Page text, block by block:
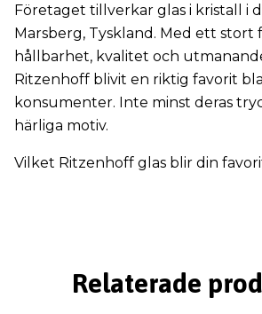
Företaget tillverkar glas i kristall i
Marsberg, Tyskland. Med ett stort
hållbarhet, kvalitet och
Ritzenhoff blivit en riktig favorit
konsumenter. Inte minst deras
härliga motiv.
Vilket Ritzenhoff glas blir din
Relaterade